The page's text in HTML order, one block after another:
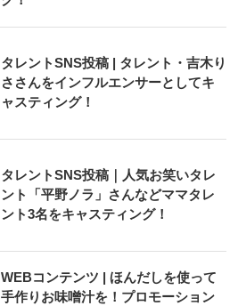
タレントSNS投稿 | タレント・吉木り
ささんをインフルエンサーとしてキ
ャスティング！
タレントSNS投稿｜人気お笑いタレ
ント「平野ノラ」さんなどママタレ
ント3名をキャスティング！
WEBコンテンツ | ほんだしを使って
手作りお味噌汁を！プロモーション